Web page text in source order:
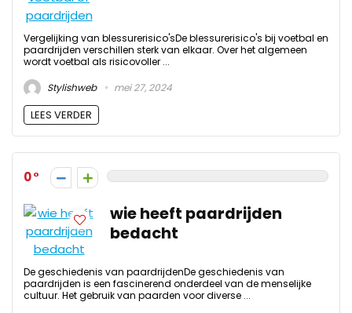
Vergelijking van blessurerisico'sDe blessurerisico's bij voetbal en
paardrijden verschillen sterk van elkaar. Over het algemeen
wordt voetbal als risicovoller ...
Stylishweb
mei 27, 2024
LEES VERDER
0
wie heeft paardrijden
bedacht
De geschiedenis van paardrijdenDe geschiedenis van
paardrijden is een fascinerend onderdeel van de menselijke
cultuur. Het gebruik van paarden voor diverse ...